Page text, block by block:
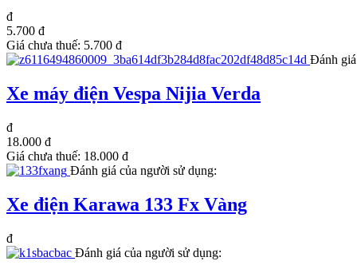
đ
5.700 đ
Giá chưa thuế: 5.700 đ
Đánh
Xe máy điện Vespa Nijia Verda
đ
18.000 đ
Giá chưa thuế: 18.000 đ
Đánh giá của người sử dụng:
Xe điện Karawa 133 Fx Vàng
đ
Đánh giá của người sử dụng: